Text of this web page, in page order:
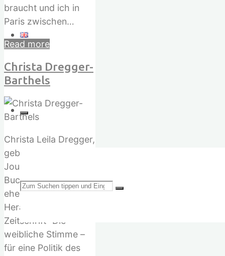
Suchen
braucht und ich in
Paris zwischen…
Read more"Bilbo
Christa Dregger-
Barthels
Christa Leila Dregger,
geb. 1959, freie
Journalistin und
Buchautorin,
ehemalige
Herausgeberin der
Zeitschrift “Die
weibliche Stimme –
für eine Politik des